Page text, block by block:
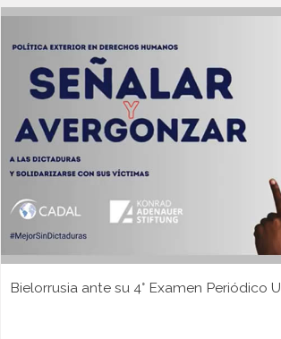
Bielorrusia ante su 4° Examen Periódico